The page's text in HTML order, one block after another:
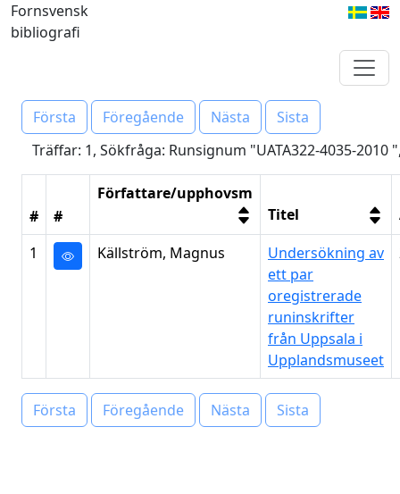
Fornsvensk
bibliografi
Första Föregående Nästa
Sista
Träffar: 1, Sökfråga: Runsignum "UATA322-4035-2010
# #
Författare/upphovsm
Titel
1
Källström, Magnus
Undersökning av
ett par
oregistrerade
runinskrifter
från Uppsala i
Upplandsmuseet
Första Föregående Nästa Sista